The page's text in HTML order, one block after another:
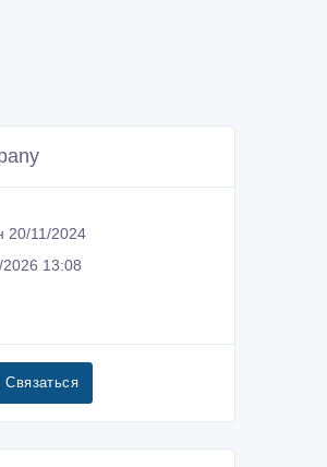
20/11/2024
2026 13:08
Связаться